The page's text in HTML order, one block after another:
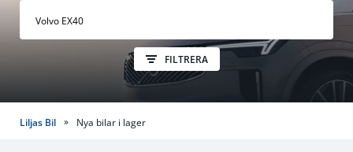
FILTRERA
Liljas Bil » Nya bilar i lager